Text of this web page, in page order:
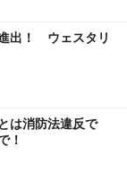
出！ ウェスタリ
は消防法違反で
！